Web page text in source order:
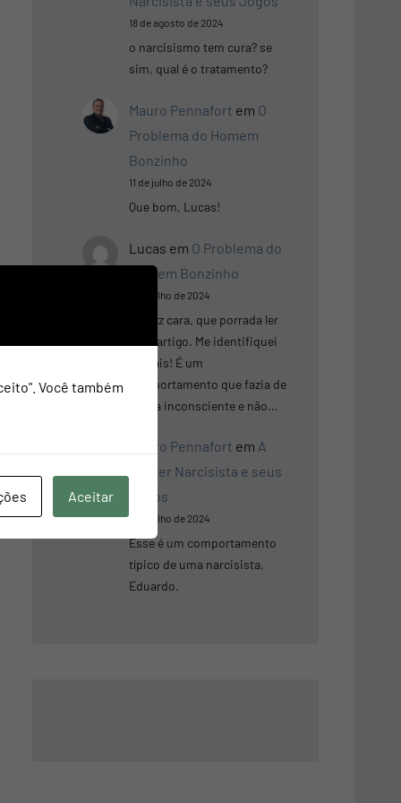
18 de agosto de 2024
o narcisismo tem cura? se
sim, qual é o tratamento?
Mauro Pennafort em O
Problema do Homem
Bonzinho
11 de julho de 2024
Que bom, Lucas!
Lucas em O Problema do
Homem Bonzinho
9 de julho de 2024
Putzzz cara, que porrada ler
esse artigo. Me identifiquei
demais! É um
comportamento que fazia de
forma inconsciente e não…
Mauro Pennafort em A
Mulher Narcisista e seus
Jogos
5 de julho de 2024
Esse é um comportamento
típico de uma narcisista,
Eduardo.
Você também
Aceitar